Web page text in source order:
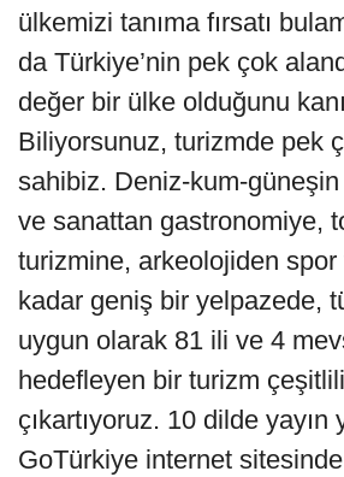
ülkemizi tanıma fırsatı
da Türkiye’nin pek çok
değer bir ülke olduğunu
Biliyorsunuz, turizmde pek
sahibiz. Deniz-kum-güneşin
ve sanattan gastronomiye,
turizmine, arkeolojiden
kadar geniş bir yelpazede,
uygun olarak 81 ili ve 4
hedefleyen bir turizm
çıkartıyoruz. 10 dilde yayın
GoTürkiye internet